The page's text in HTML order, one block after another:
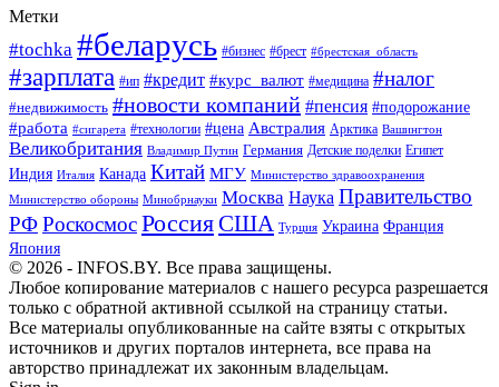
Метки
#tochka #беларусь #бизнес #брест #брестская_область
#зарплата #ип #кредит #курс_валют #медицина #налог
#недвижимость #новости компаний #пенсия #подорожание
#работа #сигарета #технологии #цена Австралия Арктика Вашингтон
Великобритания Владимир Путин Германия Детские поделки Египет
Индия Италия Канада Китай МГУ Министерство здравоохранения
Министерство обороны Минобрнауки Москва Наука Правительство
РФРоскосмосРоссияСША Турция Украина Франция
Япония
© 2026 - INFOS.BY. Все права защищены.
Любое копирование материалов с нашего ресурса разрешается
только с обратной активной ссылкой на страницу статьи.
Все материалы опубликованные на сайте взяты с открытых
источников и других порталов интернета, все права на
авторство принадлежат их законным владельцам.